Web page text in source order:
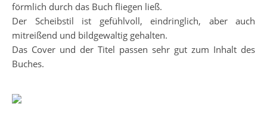
förmlich durch das Buch fliegen ließ.
Der Scheibstil ist gefühlvoll, eindringlich, aber auch
mitreißend und bildgewaltig gehalten.
Das Cover und der Titel passen sehr gut zum Inhalt des
Buches.